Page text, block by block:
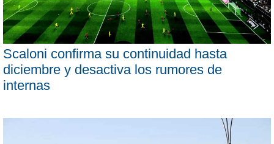
Scaloni confirma su continuidad hasta
diciembre y desactiva los rumores de
internas